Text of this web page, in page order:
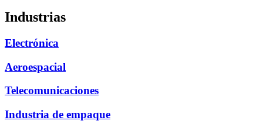
Industrias
Electrónica
Aeroespacial
Telecomunicaciones
Industria de empaque